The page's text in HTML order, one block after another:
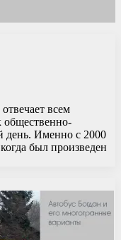
всем
общественно-
день. Именно с 2000
был произведен